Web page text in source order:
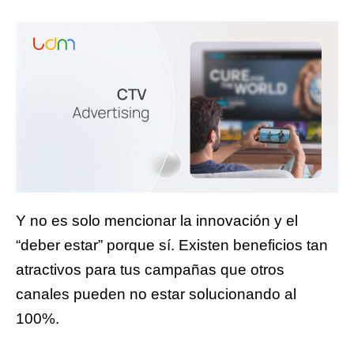
Y no es solo mencionar la innovación y el
“deber estar” porque sí. Existen beneficios tan
atractivos para tus campañas que otros
canales pueden no estar solucionando al
100%.